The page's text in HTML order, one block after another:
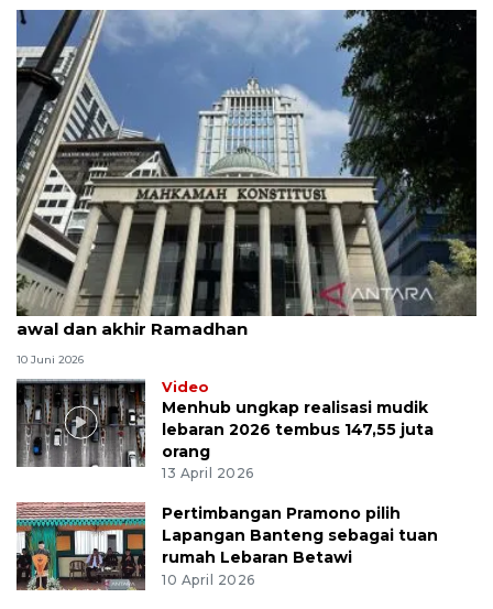
MK uji materi UU Peradilan Agama perihal isbat
awal dan akhir Ramadhan
10 Juni 2026
Video
Menhub ungkap realisasi mudik
lebaran 2026 tembus 147,55 juta
orang
13 April 2026
Pertimbangan Pramono pilih
Lapangan Banteng sebagai tuan
rumah Lebaran Betawi
10 April 2026